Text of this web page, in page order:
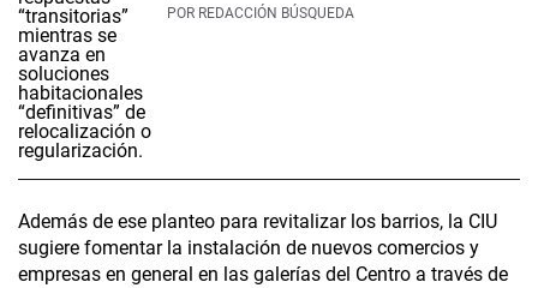
POR REDACCIÓN BÚSQUEDA
Además de ese planteo para revitalizar los barrios, la CIU
sugiere fomentar la instalación de nuevos comercios y
empresas en general en las galerías del Centro a través de